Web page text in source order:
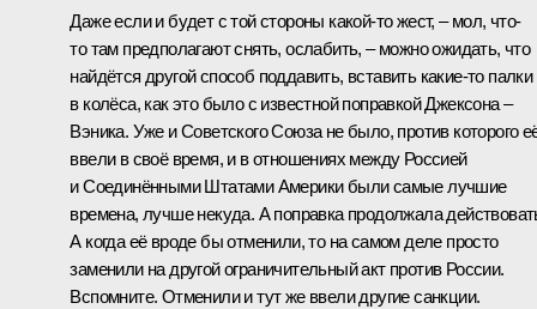
Даже если и будет с той стороны какой-то жест, – мол, что-
то там предполагают снять, ослабить, – можно ожидать, что
найдётся другой способ поддавить, вставить какие-то палки
в колёса, как это было с известной поправкой Джексона –
Вэника. Уже и Советского Союза не было, против которого
ввели в своё время, и в отношениях между Россией
и Соединёнными Штатами Америки были самые лучшие
времена, лучше некуда. А поправка продолжала
А когда её вроде бы отменили, то на самом деле просто
заменили на другой ограничительный акт против России.
Вспомните. Отменили и тут же ввели другие санкции.